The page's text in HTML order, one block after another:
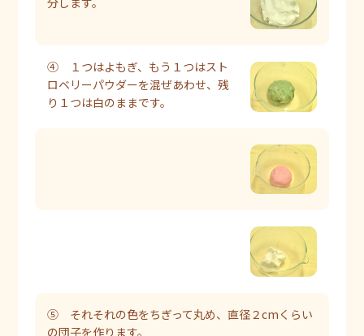
④ １つはよもぎ、もう１つはスト
ロベリーパウダーを混ぜあわせ、残
り１つは白のままです。
⑤ それそれの色をちぎって丸め、直径２cmくらい
の団子を作ります。